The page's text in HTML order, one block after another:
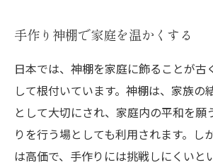
手作り神棚で家庭を温かくする
日本では、神棚を家庭に飾ることが古
して根付いています。神棚は、家族の
として大切にされ、家庭内の平和を願
りを行う場としても利用されます。し
は高価で、手作りには挑戦しにくいと